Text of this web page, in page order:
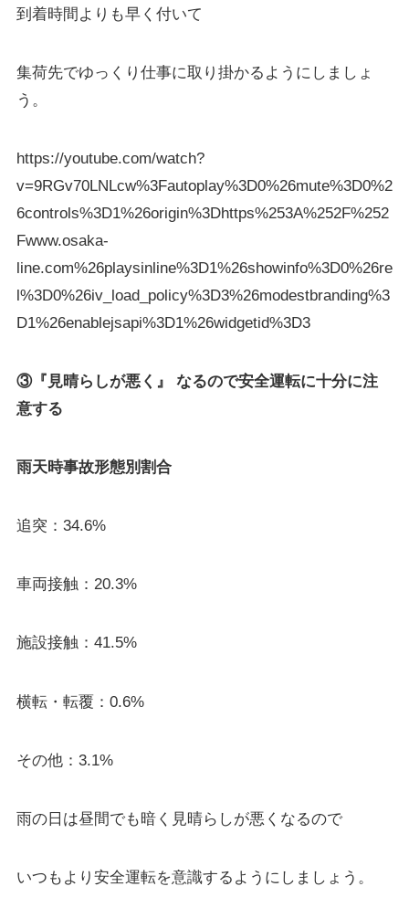
到着時間よりも早く付いて
集荷先でゆっくり仕事に取り掛かるようにしましょ
う。
https://youtube.com/watch?
v=9RGv70LNLcw%3Fautoplay%3D0%26mute%3D0%2
6controls%3D1%26origin%3Dhttps%253A%252F%252
Fwww.osaka-
line.com%26playsinline%3D1%26showinfo%3D0%26re
l%3D0%26iv_load_policy%3D3%26modestbranding%3
D1%26enablejsapi%3D1%26widgetid%3D3
③『見晴らしが悪く』 なるので安全運転に十分に注
意する
雨天時事故形態別割合
追突：34.6%
車両接触：20.3%
施設接触：41.5%
横転・転覆：0.6%
その他：3.1%
雨の日は昼間でも暗く見晴らしが悪くなるので
いつもより安全運転を意識するようにしましょう。